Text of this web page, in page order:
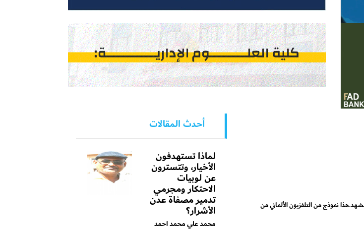
نموذج من التلفزيون الألماني من
أحدث المقالات
لماذا تستهدفون
الأخيار، وتتسترون
عن لوبيات
الاحتكار ومجرمي
تدمير مصفاة عدن
الأشرار؟
محمد علي محمد احمد